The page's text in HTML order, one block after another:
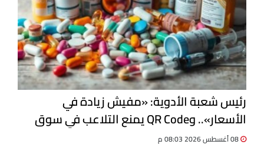
رئيس شعبة الأدوية: «مفيش زيادة في
الأسعار».. وQR Code يمنع التلاعب في سوق
الدواء